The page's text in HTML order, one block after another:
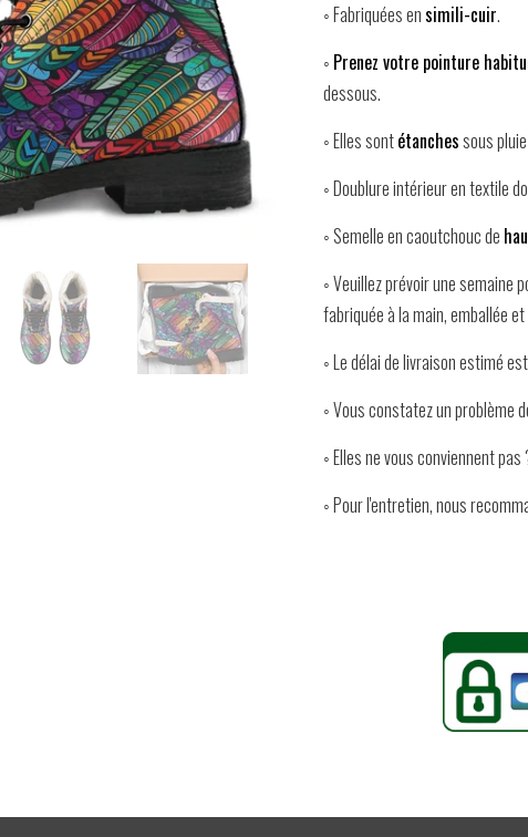
◦ Fabriquées ensimili-cuir.
◦ Prenez votre pointure
dessous.
◦ Elles sontétanchessous
◦ Doublure intérieur en textile
◦ Semelle en caoutchouc de
◦ Veuillez prévoir une semaine
fabriquée à la main, emballée
◦ Le délai de livraison estimé
◦ Vous constatez un problème
◦ Elles ne vous conviennent
◦ Pour l'entretien, nous